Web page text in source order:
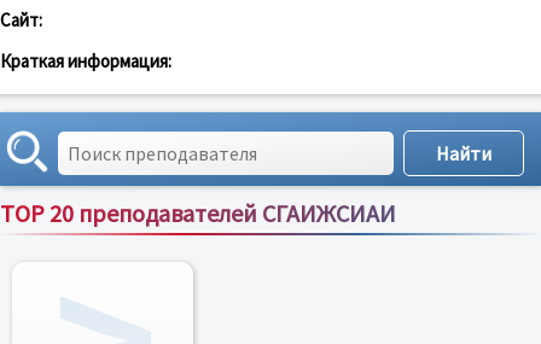
Сайт:
Краткая информация:
TOP 20 преподавателей СГАИЖСИАИ
Все преподаватели